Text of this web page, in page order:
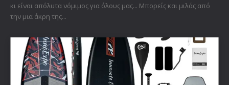
κι είναι απόλυτα νόμιμος για όλους μας... Μπορείς και μιλάς από
την μια άκρη της...